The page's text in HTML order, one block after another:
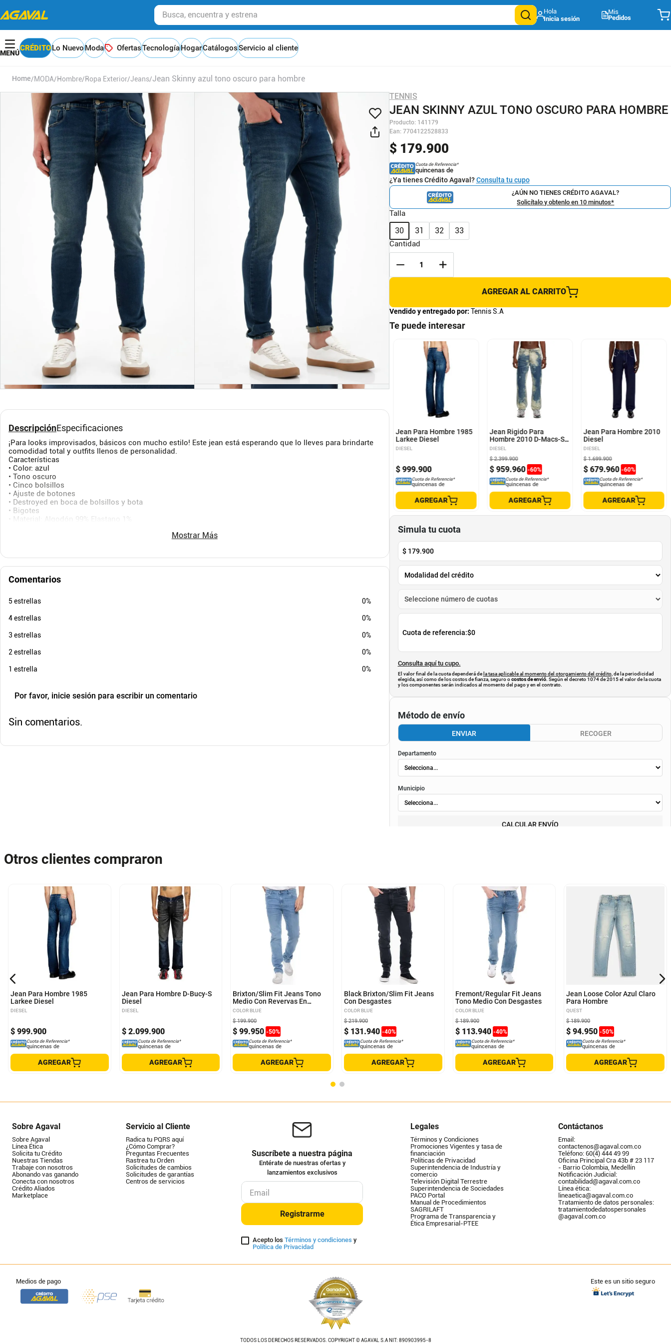
Busca, encuentra y estrena
Mis
Pedidos
CRÉDITOLo NuevoModa OfertasTecnologíaHogarCatálogosServicio al cliente
MODA Hombre Ropa Exterior Jeans Jean Skinny azul tono oscuro para hombre
DescripciónEspecificaciones
¡Para looks improvisados, básicos con mucho estilo! Este jean está esperando que lo lleves para brindarte
comodidad total y outfits llenos de personalidad.
Características
• Color: azul
• Tono oscuro
• Cinco bolsillos
• Ajuste de botones
• Destroyed en boca de bolsillos y bota
• Bigotes
• Material: Algodón 99% Elastano 1%
Usa esta silueta Skinny a tu favor ideal para realzar la parte inferior de tu cuerpo, permitiéndote lucir un
Mostrar Más
Comentarios
5 estrellas 0%
4 estrellas 0%
3 estrellas 0%
2 estrellas 0%
1 estrella 0%
Por favor, inicie sesión para escribir un comentario
Sin comentarios.
TENNIS
JEAN SKINNY AZUL TONO OSCURO PARA HOMBRE
Producto: 141179
Ean: 7704122528833
$ 179.900
Cuota de Referencia*
quincenas de
¿Ya tienes Crédito Agaval?Consulta tu cupo
¿AÚN NO TIENES CRÉDITO AGAVAL?
Solicítalo y obtenlo en 10 minutos*
Talla
30 31 32 33
Cantidad
AGREGAR AL CARRITO
Vendido y entregado por: Tennis S.A
Te puede interesar
30
36
Black Brixton/Slim Fit
Jeans Con Desgastes
COLOR BLUE
AGREGAR
32 34
Oakland/Skinny Fit
Jeans Tono Medio
28 30
Jean Stretch Para
Hombre 2019 D-Strukt
L.32 Diesel
Jean Para Hombre 1985
Larkee Diesel
DIESEL
$ 999.900
Cuota de Referencia*
quincenas de
AGREGAR
Jean Rigido Para
Hombre 2010 D-Macs-S4
Diesel
DIESEL
$ 959.960 -60%
$ 2.399.900
Cuota de Referencia*
quincenas de
AGREGAR
Jean Para Hombre 2010
Diesel
DIESEL
$ 679.960 -60%
$ 1.699.900
Cuota de Referencia*
quincenas de
AGREGAR
Simula tu cuota
$ 179.900
Cuota de referencia:$0
Consulta aquí tu cupo.
El valor final de la cuota dependerá de la tasa aplicable al momento del otorgamiento del crédito, de la periodicidad
elegida, así como de los costos de fianza, seguro ocostos de envió. Según el decreto 1074 de 2015 el valor de la cuota
y los componentes serán indicados al momento del pago y en el contrato.
Método de envío
ENVIAR RECOGER
Departamento
Municipio
CALCULAR ENVÍO
Otros clientes compraron
Jean Para Hombre 1985
Larkee Diesel
DIESEL
$ 999.900
Cuota de Referencia*
quincenas de
AGREGAR
Jean Para Hombre D-Bucy-S
Diesel
DIESEL
$ 2.099.900
Cuota de Referencia*
quincenas de
AGREGAR
32
Brixton/Slim Fit Jeans Tono
Medio Con Revervas En
Costuras
COLOR BLUE
$ 99.950 -50%
$ 199.900
Cuota de Referencia*
quincenas de
AGREGAR
32 34
Black Brixton/Slim Fit Jeans
Con Desgastes
COLOR BLUE
$ 131.940 -40%
$ 219.900
Cuota de Referencia*
quincenas de
AGREGAR
32 34
Fremont/Regular Fit Jeans
Tono Medio Con Desgastes
COLOR BLUE
$ 113.940 -40%
$ 189.900
Cuota de Referencia*
quincenas de
AGREGAR
Jean Loose Color Azul Claro
Para Hombre
QUEST
$ 94.950 -50%
$ 189.900
Cuota de Referencia*
quincenas de
AGREGAR
Sobre Agaval
Sobre Agaval
Línea Ética
Solicita tu Crédito
Nuestras Tiendas
Trabaje con nosotros
Abonando vas ganando
Conecta con nosotros
Crédito Aliados
Marketplace
Servicio al Cliente
Radica tu PQRS aquí
¿Cómo Comprar?
Preguntas Frecuentes
Rastrea tu Orden
Solicitudes de cambios
Solicitudes de garantías
Centros de servicios
Suscríbete a nuestra página
Entérate de nuestras ofertas y
lanzamientos exclusivos
Registrarme
Acepto los Términos y condiciones y
Política de Privacidad
Legales
Términos y Condiciones
Promociones Vigentes y tasa de
financiación
Políticas de Privacidad
Superintendencia de Industría y
comercio
Televisión Digital Terrestre
Superintendencia de Sociedades
PACO Portal
Manual de Procedimientos
SAGRILAFT
Programa de Transparencia y
Ética Empresarial-PTEE
Contáctanos
Email:
contactenos@agaval.com.co
Teléfono: 60(4) 444 49 99
Oficina Principal Cra 43b # 23 117
- Barrio Colombia, Medellín
Notificación Judicial:
contabilidad@agaval.com.co
Línea ética:
lineaetica@agaval.com.co
Tratamiento de datos personales:
tratamientodedatospersonales
@agaval.com.co
Medios de pago
TODOS LOS DERECHOS RESERVADOS. COPYRIGHT © AGAVAL S.A NIT: 890903995-8
Este es un sitio seguro